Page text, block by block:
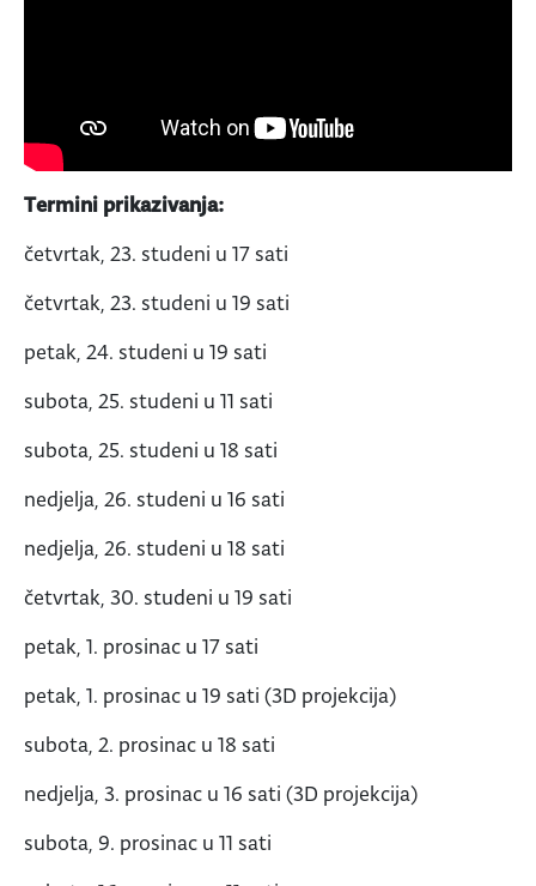
Termini prikazivanja:
četvrtak, 23. studeni u 17 sati
četvrtak, 23. studeni u 19 sati
petak, 24. studeni u 19 sati
subota, 25. studeni u 11 sati
subota, 25. studeni u 18 sati
nedjelja, 26. studeni u 16 sati
nedjelja, 26. studeni u 18 sati
četvrtak, 30. studeni u 19 sati
petak, 1. prosinac u 17 sati
petak, 1. prosinac u 19 sati (3D projekcija)
subota, 2. prosinac u 18 sati
nedjelja, 3. prosinac u 16 sati (3D projekcija)
subota, 9. prosinac u 11 sati